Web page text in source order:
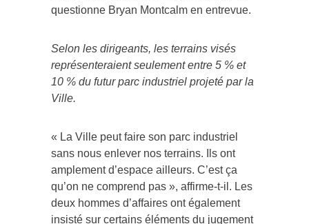
questionne Bryan Montcalm en entrevue.
Selon les dirigeants, les terrains visés
représenteraient seulement entre 5 % et
10 % du futur parc industriel projeté par la
Ville.
« La Ville peut faire son parc industriel
sans nous enlever nos terrains. Ils ont
amplement d’espace ailleurs. C’est ça
qu’on ne comprend pas », affirme-t-il. Les
deux hommes d’affaires ont également
insisté sur certains éléments du jugement